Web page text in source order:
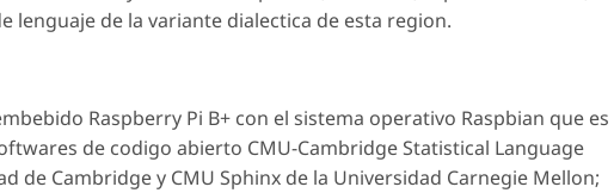
lenguaje de la variante dialectica de esta region.
Raspberry Pi B+ con el sistema operativo Raspbian que es
de codigo abierto CMU-Cambridge Statistical Language
de Cambridge y CMU Sphinx de la Universidad Carnegie Mellon;